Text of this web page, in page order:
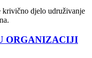
krivično djelo udruživanje
ORGANIZACIJI